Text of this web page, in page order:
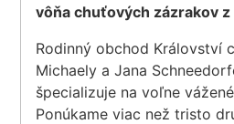
vôňa chuťových zázrakov
Rodinný obchod Království
Michaely a Jana
špecializuje na voľne
Ponúkame viac než tristo